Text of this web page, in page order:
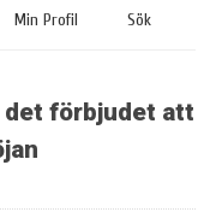
Min Profil Sök
det förbjudet att